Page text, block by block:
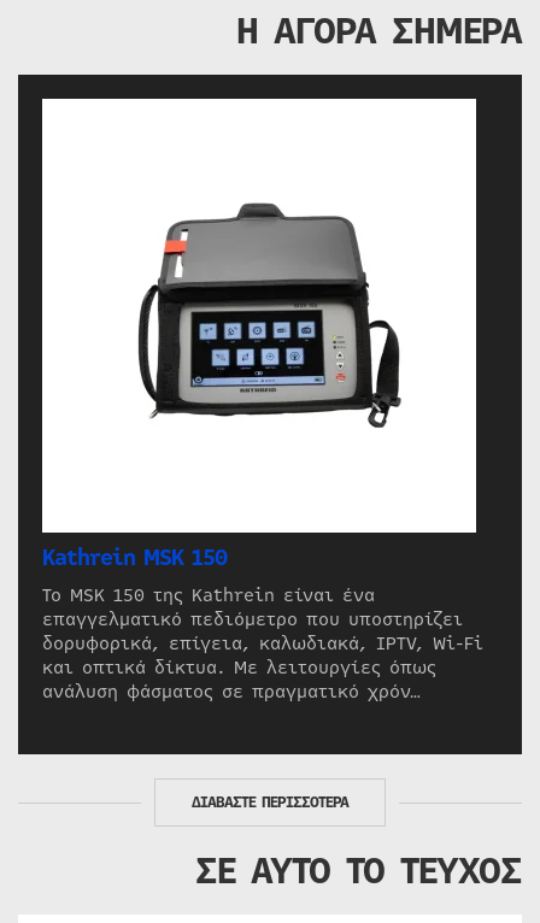
Η ΑΓΟΡΑ ΣΗΜΕΡΑ
Kathrein MSK 150
Το MSK 150 της Kathrein είναι ένα
επαγγελματικό πεδιόμετρο που υποστηρίζει
δορυφορικά, επίγεια, καλωδιακά, IPTV, Wi-Fi
και οπτικά δίκτυα. Με λειτουργίες όπως
ανάλυση φάσματος σε πραγματικό χρόν…
ΔΙΑΒΑΣΤΕ ΠΕΡΙΣΣΟΤΕΡΑ
ΣΕ ΑΥΤΟ ΤΟ ΤΕΥΧΟΣ